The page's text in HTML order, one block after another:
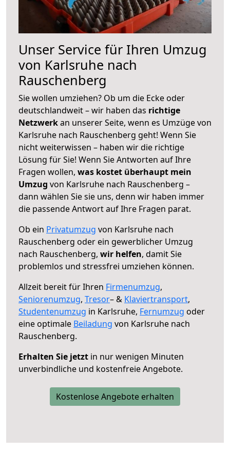
Unser Service für Ihren Umzug
von Karlsruhe nach
Rauschenberg
Sie wollen umziehen? Ob um die Ecke oder
deutschlandweit – wir haben das richtige
Netzwerkan unserer Seite, wenn es Umzüge von
Karlsruhe nach Rauschenberg geht! Wenn Sie
nicht weiterwissen – haben wir die richtige
Lösung für Sie! Wenn Sie Antworten auf Ihre
Fragen wollen, was kostet überhaupt mein
Umzug von Karlsruhe nach Rauschenberg –
dann wählen Sie sie uns, denn wir haben immer
die passende Antwort auf Ihre Fragen parat.
Ob ein Privatumzug von Karlsruhe nach
Rauschenberg oder ein gewerblicher Umzug
nach Rauschenberg, wir helfen, damit Sie
problemlos und stressfrei umziehen können.
Allzeit bereit für Ihren Firmenumzug,
Seniorenumzug, Tresor– & Klaviertransport,
Studentenumzug in Karlsruhe, Fernumzug oder
eine optimale Beiladung von Karlsruhe nach
Rauschenberg.
Erhalten Sie jetzt in nur wenigen Minuten
unverbindliche und kostenfreie Angebote.
Kostenlose Angebote erhalten